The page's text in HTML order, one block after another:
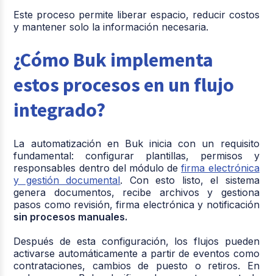
Este proceso permite liberar espacio, reducir costos
y mantener solo la información necesaria.
¿Cómo Buk implementa
estos procesos en un flujo
integrado?
La automatización en Buk inicia con un requisito
fundamental: configurar plantillas, permisos y
responsables dentro del módulo defirma electrónica
y gestión documental. Con esto listo, el sistema
genera documentos, recibe archivos y gestiona
pasos como revisión, firma electrónica y notificación
sin procesos manuales.
Después de esta configuración, los flujos pueden
activarse automáticamente a partir de eventos como
contrataciones, cambios de puesto o retiros. En